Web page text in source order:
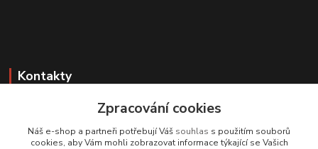
Kontakty
Zákaznická podpora
+420 608 331 344
(Po-Pá, 11-17 hod.; So, 9-12 hod.)
Zpracování cookies
Náš e-shop a partneři potřebují Váš souhlas s použitím souborů
cookies, aby Vám mohli zobrazovat informace týkající se Vašich